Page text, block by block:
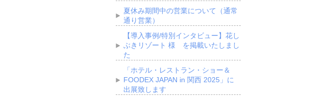
夏休み期間中の営業について（通常
通り営業）
【導入事例/特別インタビュー】花し
ぶきリゾート 様 を掲載いたしまし
た
「ホテル・レストラン・ショー＆
FOODEX JAPAN in 関西 2025」に
出展致します